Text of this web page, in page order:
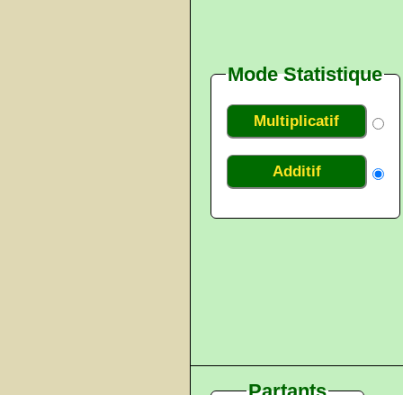
Mode Statistique
Multiplicatif
Additif
Partants